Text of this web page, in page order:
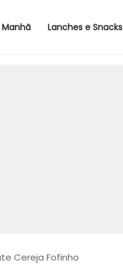
Lanches e Snacks
Cereja Fofinho